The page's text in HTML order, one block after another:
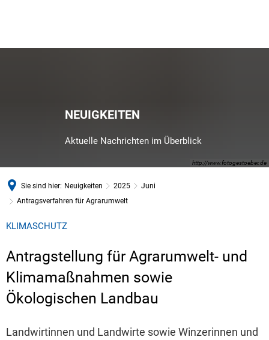
http://www.fotogestoeber.de
NEUIGKEITEN
Aktuelle Nachrichten im Überblick
Sie sind hier: Neuigkeiten 2025
Juni
Antragsverfahren für Agrarumwelt
KLIMASCHUTZ
Antragstellung für Agrarumwelt- und
Klimamaßnahmen sowie
Ökologischen Landbau
Landwirtinnen und Landwirte sowie Winzerinnen und